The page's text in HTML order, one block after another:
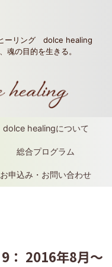
ーリング dolce healing
の目的を生きる。
dolce healingについて
総合プログラム
お申込み・お問い合わせ
： 2016年8月～